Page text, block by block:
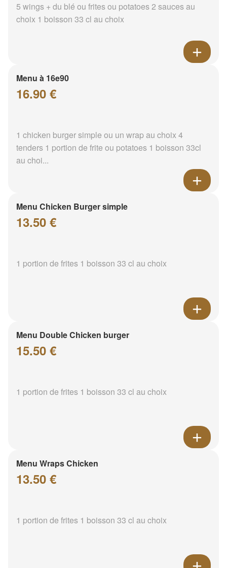
5 wings + du blé ou frites ou potatoes 2 sauces au
choix 1 boisson 33 cl au choix
Menu à 16e90
16.90 €
1 chicken burger simple ou un wrap au choix 4
tenders 1 portion de frite ou potatoes 1 boisson 33cl
au choi...
Menu Chicken Burger simple
13.50 €
1 portion de frites 1 boisson 33 cl au choix
Menu Double Chicken burger
15.50 €
1 portion de frites 1 boisson 33 cl au choix
Menu Wraps Chicken
13.50 €
1 portion de frites 1 boisson 33 cl au choix